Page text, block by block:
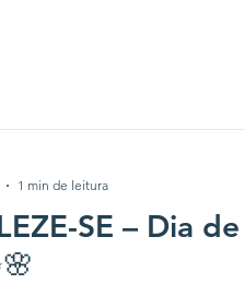
SE – Dia
1 min de leitura